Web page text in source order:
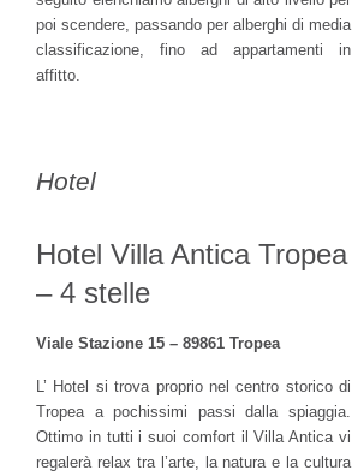
poi scendere, passando per alberghi di media
classificazione, fino ad appartamenti in
affitto.
Hotel
Hotel Villa Antica Tropea
– 4 stelle
Viale Stazione 15 – 89861 Tropea
L’ Hotel si trova proprio nel centro storico di
Tropea a pochissimi passi dalla spiaggia.
Ottimo in tutti i suoi comfort il Villa Antica vi
regalerà relax tra l’arte, la natura e la cultura